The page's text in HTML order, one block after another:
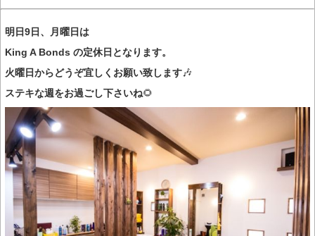
明日9日、月曜日は
King A Bonds の定休日となります。
火曜日からどうぞ宜しくお願い致します🎶
ステキな週をお過ごし下さいね🌻